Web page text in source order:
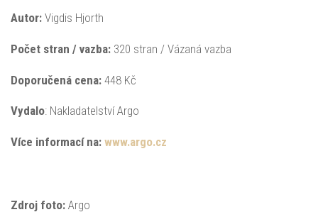
Autor: Vigdis Hjorth
Počet stran / vazba: 320 stran / Vázaná vazba
Doporučená cena: 448 Kč
Vydalo: Nakladatelství Argo
Více informací na: www.argo.cz
Zdroj foto: Argo